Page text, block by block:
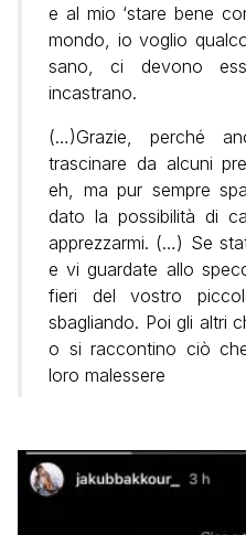
e al mio ‘stare bene
mondo, io voglio
sano, ci devono
incastrano.
(…)Grazie, perché
trascinare da alcuni
eh, ma pur sempre
dato la possibilità di
apprezzarmi. (…) Se
e vi guardate allo
fieri del vostro
sbagliando. Poi gli altri
o si raccontino ciò
loro malessere